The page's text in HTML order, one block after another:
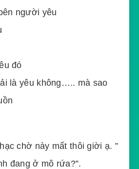
người yêu
đó
là yêu không….. mà sao
chờ này mất thôi giời ạ. ”
đang ở mô rứa?”.